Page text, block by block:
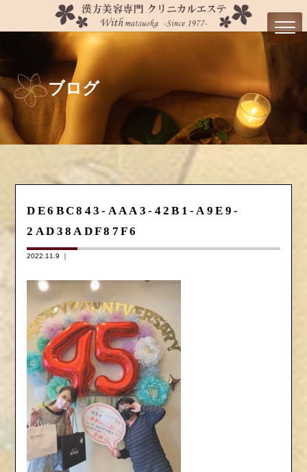
ブログ
DE6BC843-AAA3-42B1-A9E9-
2AD38ADF87F6
2022.11.9 ｜